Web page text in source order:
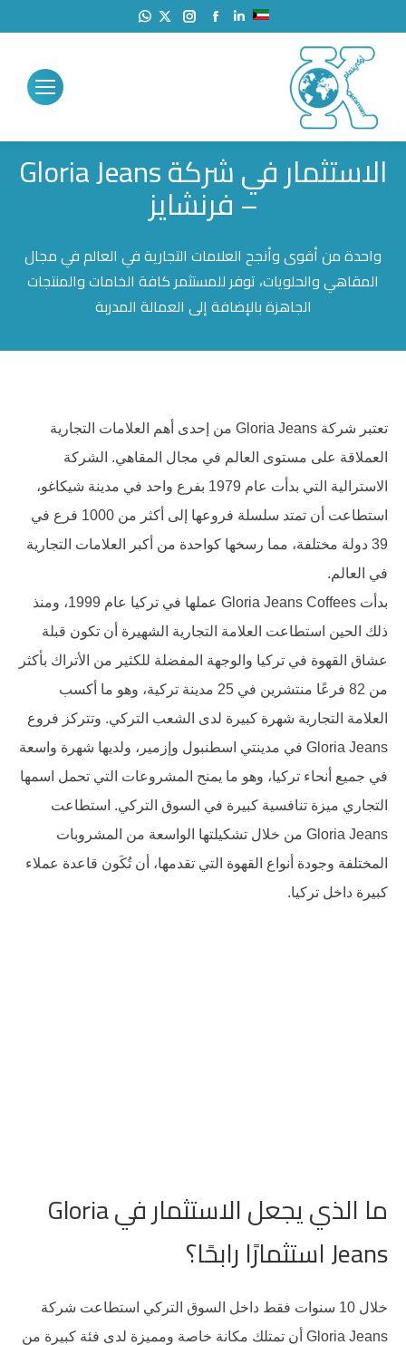
Linkedin
page
Facebook
page
Instagram
page
X
page
WhatsApp
الاستثمار في شركة Gloria Jeans
– فرنشايز
واحدة من أقوى وأنجح العلامات التجارية في العالم في مجال
المقاهي والحلويات، توفر للمستثمر كافة الخامات والمنتجات
الجاهزة بالإضافة إلى العمالة المدربة
تعتبر شركة Gloria Jeans من إحدى أهم العلامات التجارية
العملاقة على مستوى العالم في مجال المقاهي. الشركة
الاسترالية التي بدأت عام 1979 بفرع واحد في مدينة شيكاغو،
استطاعت أن تمتد سلسلة فروعها إلى أكثر من 1000 فرع في
39 دولة مختلفة، مما رسخها كواحدة من أكبر العلامات التجارية
في العالم.
بدأت Gloria Jeans Coffees عملها في تركيا عام 1999، ومنذ
ذلك الحين استطاعت العلامة التجارية الشهيرة أن تكون قبلة
عشاق القهوة في تركيا والوجهة المفضلة للكثير من الأتراك بأكثر
من 82 فرعًا منتشرين في 25 مدينة تركية، وهو ما أكسب
العلامة التجارية شهرة كبيرة لدى الشعب التركي. وتتركز فروع
Gloria Jeans في مدينتي اسطنبول وإزمير، ولديها شهرة واسعة
في جميع أنحاء تركيا، وهو ما يمنح المشروعات التي تحمل اسمها
التجاري ميزة تنافسية كبيرة في السوق التركي. استطاعت
Gloria Jeans من خلال تشكيلتها الواسعة من المشروبات
المختلفة وجودة أنواع القهوة التي تقدمها، أن تُكَون قاعدة عملاء
كبيرة داخل تركيا.
ما الذي يجعل الاستثمار في Gloria
Jeans استثمارًا رابحًا؟
خلال 10 سنوات فقط داخل السوق التركي استطاعت شركة
Gloria Jeans أن تمتلك مكانة خاصة ومميزة لدى فئة كبيرة من